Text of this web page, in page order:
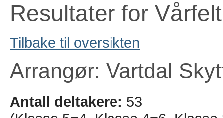
Resultater for
Tilbake til oversikten
Arrangør: Vartdal
Antall deltakere: 53